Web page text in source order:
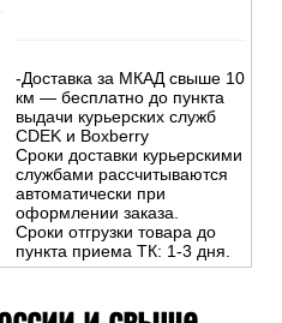
-Доставка за МКАД свыше 10
км — бесплатно до пункта
выдачи курьерских служб
CDEK и Boxberry
Сроки доставки курьерскими
службами рассчитываются
автоматически при
оформлении заказа.
Сроки отгрузки товара до
пункта приема ТК: 1-3 дня.